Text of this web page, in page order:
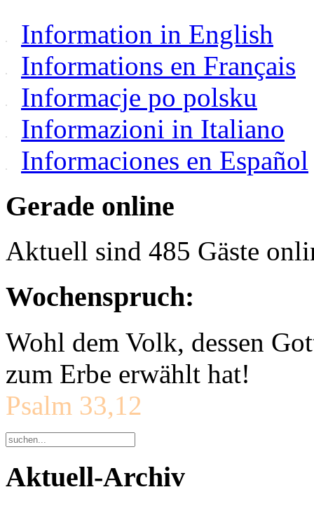
Information in English
Informations en Français
Informacje po polsku
Informazioni in Italiano
Informaciones en Español
Gerade online
Aktuell sind 485 Gäste
Wochenspruch:
Wohl dem Volk, dessen
zum Erbe erwählt hat!
Psalm 33,12
Aktuell-Archiv